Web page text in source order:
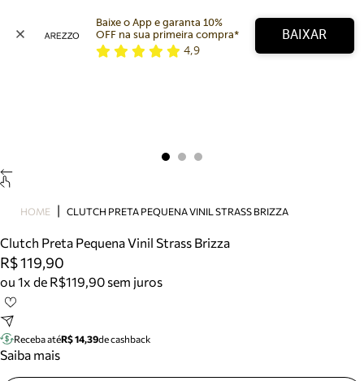
Bolsa
Tamanco
Tênis
Mule
Tire dúvidas sobre pedidos, devoluções e mais.
Meus pedidos
Baixe o App e garanta 10%
OFF na sua primeira compra*
4,9
BAIXAR
HOME CLUTCH PRETA PEQUENA VINIL STRASS BRIZZA
Clutch Preta Pequena Vinil Strass Brizza
R$ 119,90
ou 1x de R$119,90 sem juros
Receba atéR$ 14,39de cashback
Saiba mais